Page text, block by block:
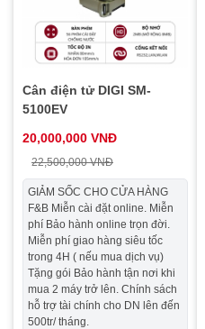
Cân điện tử DIGI SM-
5100EV
20,000,000 VNĐ
22,500,000 VNĐ
GIẢM SỐC CHO CỬA HÀNG
F&B Miễn cài đặt online. Miễn
phí Bảo hành online trọn đời.
Miễn phí giao hàng siêu tốc
trong 4H ( nếu mua dịch vụ)
Tặng gói Bảo hành tận nơi khi
mua 2 máy trở lên. Chính sách
hỗ trợ tài chính cho DN lên đến
500tr/ tháng.